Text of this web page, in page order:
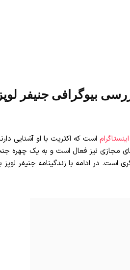
بیوگرافی جنیفر لوپز
است که اکثریت با او آشنایی
مجازی نیز فعال است و به یک چهره
است. در ادامه با زندگینامه جنیفر